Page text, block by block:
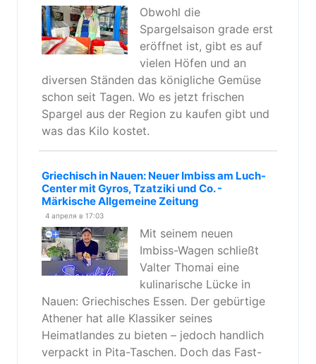
Obwohl die
Spargelsaison grade erst
eröffnet ist, gibt es auf
vielen Höfen und an
diversen Ständen das königliche Gemüse
schon seit Tagen. Wo es jetzt frischen
Spargel aus der Region zu kaufen gibt und
was das Kilo kostet.
Griechisch in Nauen: Neuer Imbiss am Luch-
Center mit Gyros, Tzatziki und Co. -
Märkische Allgemeine Zeitung
4 апреля в 17:03
Mit seinem neuen
Imbiss-Wagen schließt
Valter Thomai eine
kulinarische Lücke in
Nauen: Griechisches Essen. Der gebürtige
Athener hat alle Klassiker seines
Heimatlandes zu bieten – jedoch handlich
verpackt in Pita-Taschen. Doch das Fast-